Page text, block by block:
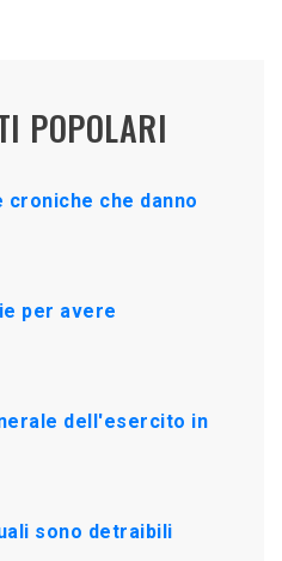
POPOLARI
croniche che danno
per avere
dell'esercito in
sono detraibili